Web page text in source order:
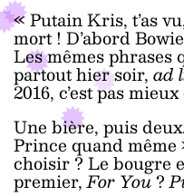
« Putain Kris, t’as
mort ! D’abord
Les mêmes phrases
partout hier soir,ad
2016, c’est pas
Une bière, puis
Prince quand
choisir ? Le bougre
premier,For You?